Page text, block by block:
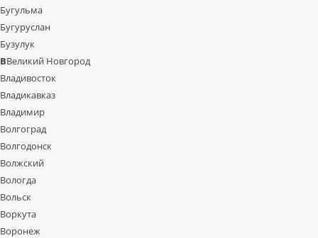
Бугульма
Бугуруслан
Бузулук
ВВеликий Новгород
Владивосток
Владикавказ
Владимир
Волгоград
Волгодонск
Волжский
Вологда
Вольск
Воркута
Воронеж